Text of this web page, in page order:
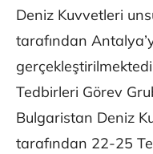
Deniz Kuvvetleri
tarafından
Tedbirleri Görev
Bulgaristan Deniz
tarafından 22-25